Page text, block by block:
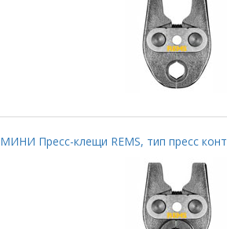
МИНИ Пресс-клещи REMS, тип пресс